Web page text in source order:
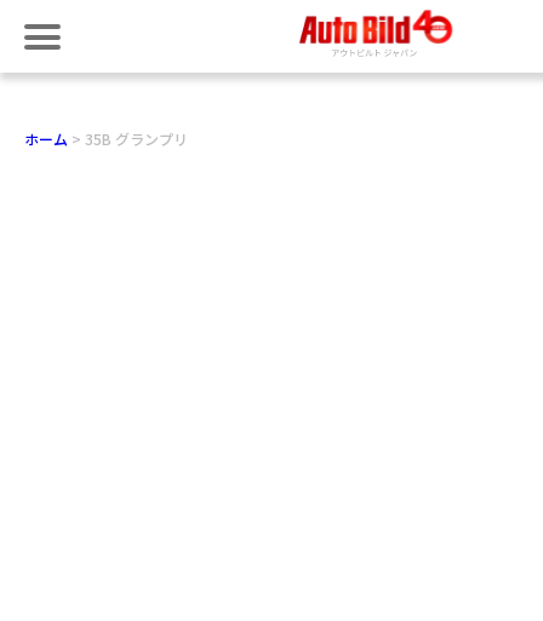
ホーム 35B グランプリ